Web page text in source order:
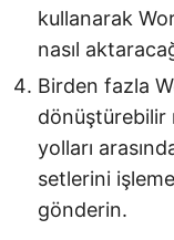
kullanarak
nasıl
Birden fazla
dönüştürebilir
yolları
setlerini
gönderin.